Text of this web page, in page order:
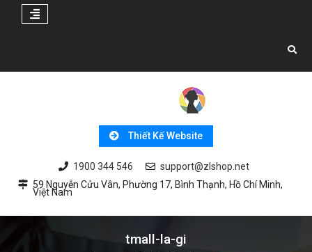
content
Thiết Kế Website
1900 344 546
support@zlshop.net
59 Nguyễn Cửu Vân, Phường 17, Bình Thạnh, Hồ Chí Minh,
Việt Nam
tmall-la-gi